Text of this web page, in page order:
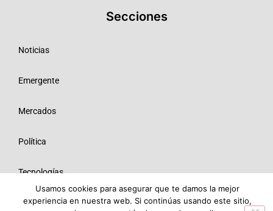
Secciones
Noticias
Emergente
Mercados
Política
Tecnologías
Opinión
Usamos cookies para asegurar que te damos la mejor
experiencia en nuestra web. Si continúas usando este sitio,